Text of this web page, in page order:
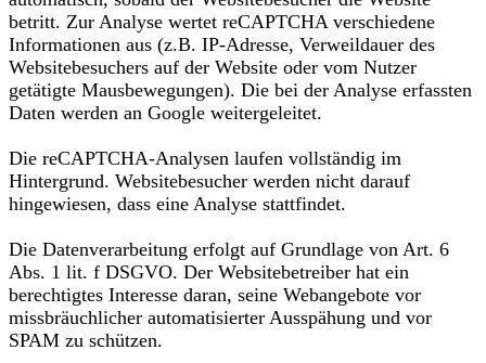
betritt. Zur Analyse wertet reCAPTCHA verschiedene
Informationen aus (z.B. IP-Adresse, Verweildauer des
Websitebesuchers auf der Website oder vom Nutzer
getätigte Mausbewegungen). Die bei der Analyse erfassten
Daten werden an Google weitergeleitet.
Die reCAPTCHA-Analysen laufen vollständig im
Hintergrund. Websitebesucher werden nicht darauf
hingewiesen, dass eine Analyse stattfindet.
Die Datenverarbeitung erfolgt auf Grundlage von Art. 6
Abs. 1 lit. f DSGVO. Der Websitebetreiber hat ein
berechtigtes Interesse daran, seine Webangebote vor
missbräuchlicher automatisierter Ausspähung und vor
SPAM zu schützen.